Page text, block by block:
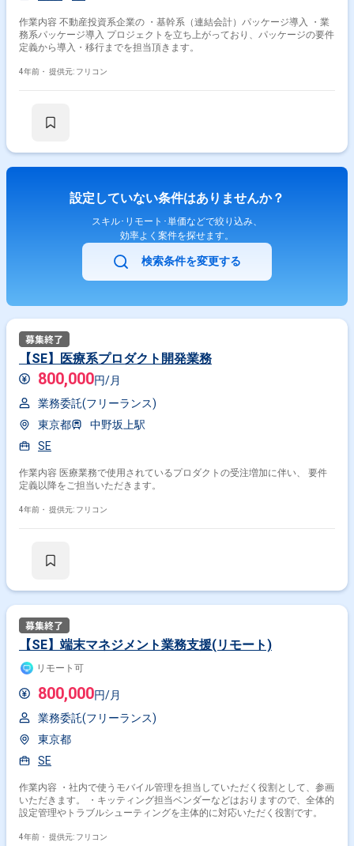
作業内容 不動産投資系企業の ・基幹系（連結会計）パッケージ導入 ・業
務系パッケージ導入 プロジェクトを立ち上がっており、パッケージの要件
定義から導入・移行までを担当頂きます。
4年前・ 提供元: フリコン
設定していない条件はありませんか？
スキル･リモート･単価などで絞り込み、
効率よく案件を探せます。
検索条件を変更する
【SE】医療系プロダクト開発業務
800,000円/月
業務委託(フリーランス)
東京都
中野坂上駅
SE
作業内容 医療業務で使用されているプロダクトの受注増加に伴い、 要件
定義以降をご担当いただきます。
4年前・ 提供元: フリコン
【SE】端末マネジメント業務支援(リモート)
リモート可
800,000円/月
業務委託(フリーランス)
東京都
SE
作業内容 ・社内で使うモバイル管理を担当していただく役割として、参画
いただきます。 ・キッティング担当ベンダーなどはおりますので、全体的
設定管理やトラブルシューティングを主体的に対応いただく役割です。
4年前・ 提供元: フリコン